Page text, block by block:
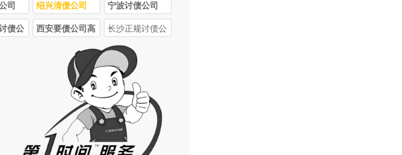
司 绍兴清债公司 宁波讨债公司
债公
西安要债公司高
效催收！西安讨
债 / 收债公司，
5000 + 个人客
户信赖，最快
15 天回款
长沙正规讨债公
司收费一般比非
正规公司高多
少？